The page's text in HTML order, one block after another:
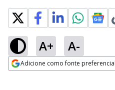
A+ A-
Adicione como fonte